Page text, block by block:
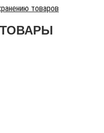
товаров